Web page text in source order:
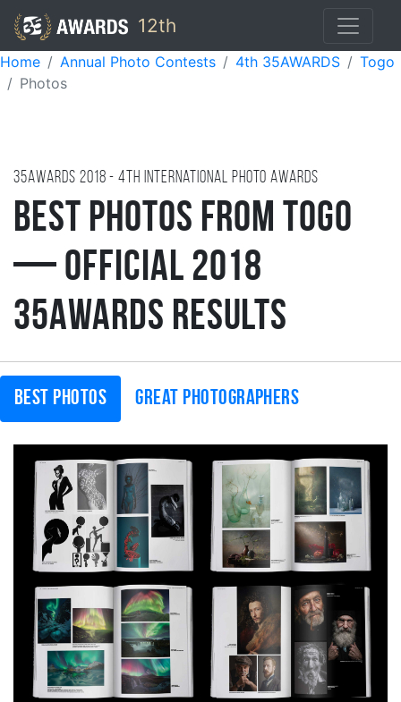
12th
Home Annual Photo Contests 4th 35AWARDS
Togo
Photos
35AWARDS 2018 - 4TH international photo awards
Best Photos from Togo
— Official 2018
35AWARDS Results
Best photos Great photographers